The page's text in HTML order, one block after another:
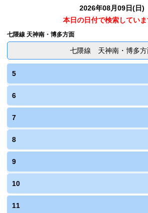
2026年08月09日(日)
本日の日付で検索していま
七隈線 天神南・博多方面
七隈線 天神南・博多方
5
6
7
8
9
10
11